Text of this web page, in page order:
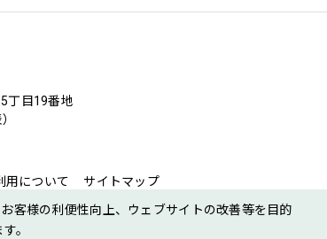
丁目19番地
用について サイトマップ
客様の利便性向上、ウェブサイトの改善等を目的
。